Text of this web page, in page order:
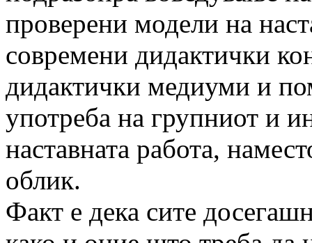
прове­ре­ни модели на
современи дидактички
дидактички медиуми и
употреба на групниот и
наставната работа,
облик.
Факт е дека сите